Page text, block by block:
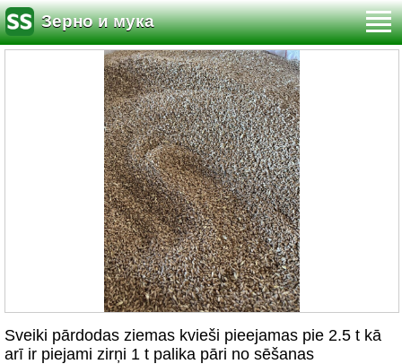
Зерно и мука
Sveiki pārdodas ziemas kvieši pieejamas pie 2.5 t kā
arī ir piejami zirņi 1 t palika pāri no sēšanas